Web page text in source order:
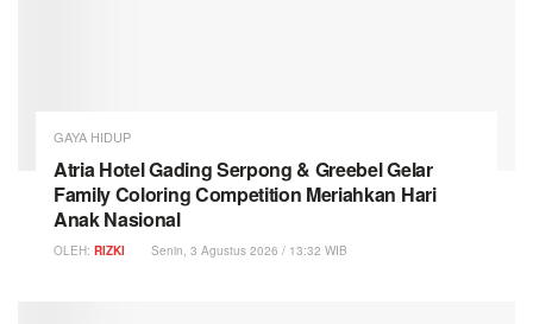
GAYA HIDUP
Atria Hotel Gading Serpong & Greebel Gelar
Family Coloring Competition Meriahkan Hari
Anak Nasional
OLEH: RIZKI Senin, 3 Agustus 2026 / 13:32 WIB